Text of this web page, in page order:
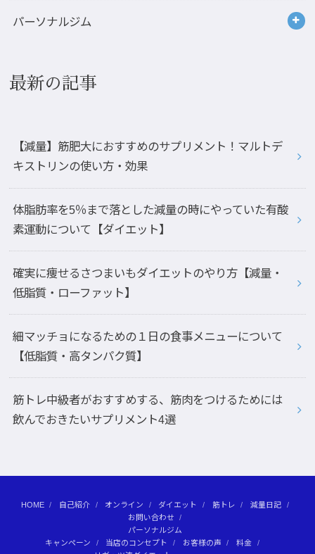
パーソナルジム
最新の記事
【減量】筋肥大におすすめのサプリメント！マルトデ
キストリンの使い方・効果
体脂肪率を5％まで落とした減量の時にやっていた有酸
素運動について【ダイエット】
確実に痩せるさつまいもダイエットのやり方【減量・
低脂質・ローファット】
細マッチョになるための１日の食事メニューについて
【低脂質・高タンパク質】
筋トレ中級者がおすすめする、筋肉をつけるためには
飲んでおきたいサプリメント4選
HOME 自己紹介 オンライン ダイエット 筋トレ
減量日記
お問い合わせ
パーソナルジム
キャンペーン
当店のコンセプト お客様の声
料金